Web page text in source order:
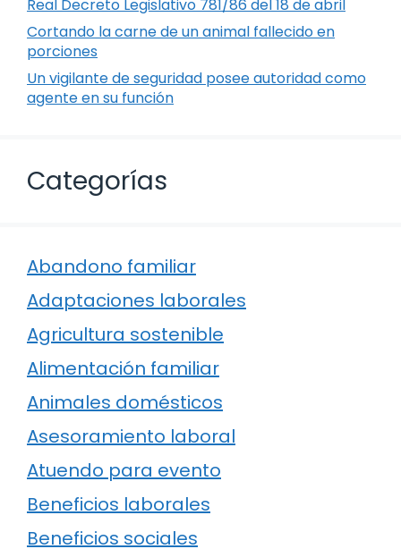
Real Decreto Legislativo 781/86 del 18 de abril
Cortando la carne de un animal fallecido en
porciones
Un vigilante de seguridad posee autoridad como
agente en su función
Categorías
Abandono familiar
Adaptaciones laborales
Agricultura sostenible
Alimentación familiar
Animales domésticos
Asesoramiento laboral
Atuendo para evento
Beneficios laborales
Beneficios sociales